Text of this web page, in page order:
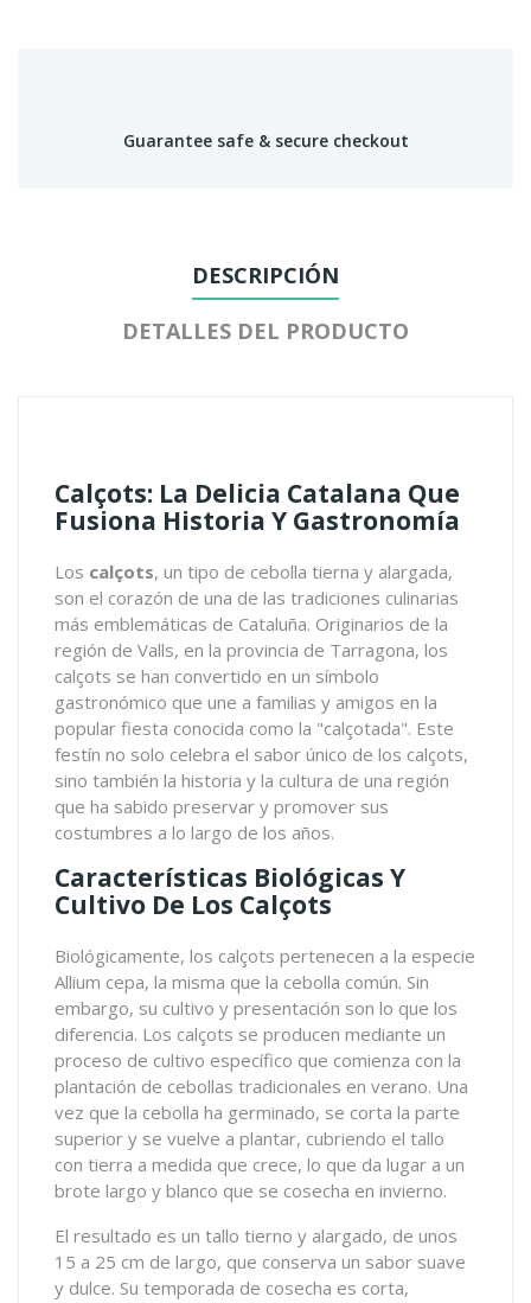
Guarantee safe & secure checkout
DESCRIPCIÓN
DETALLES DEL PRODUCTO
Calçots: La Delicia Catalana Que
Fusiona Historia Y Gastronomía
Los calçots, un tipo de cebolla tierna y alargada,
son el corazón de una de las tradiciones culinarias
más emblemáticas de Cataluña. Originarios de la
región de Valls, en la provincia de Tarragona, los
calçots se han convertido en un símbolo
gastronómico que une a familias y amigos en la
popular fiesta conocida como la "calçotada". Este
festín no solo celebra el sabor único de los calçots,
sino también la historia y la cultura de una región
que ha sabido preservar y promover sus
costumbres a lo largo de los años.
Características Biológicas Y
Cultivo De Los Calçots
Biológicamente, los calçots pertenecen a la especie
Allium cepa, la misma que la cebolla común. Sin
embargo, su cultivo y presentación son lo que los
diferencia. Los calçots se producen mediante un
proceso de cultivo específico que comienza con la
plantación de cebollas tradicionales en verano. Una
vez que la cebolla ha germinado, se corta la parte
superior y se vuelve a plantar, cubriendo el tallo
con tierra a medida que crece, lo que da lugar a un
brote largo y blanco que se cosecha en invierno.
El resultado es un tallo tierno y alargado, de unos
15 a 25 cm de largo, que conserva un sabor suave
y dulce. Su temporada de cosecha es corta,